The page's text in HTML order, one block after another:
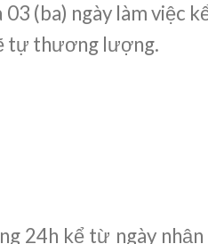
(ba) ngày làm việc
tự thương lượng.
24h kể từ ngày